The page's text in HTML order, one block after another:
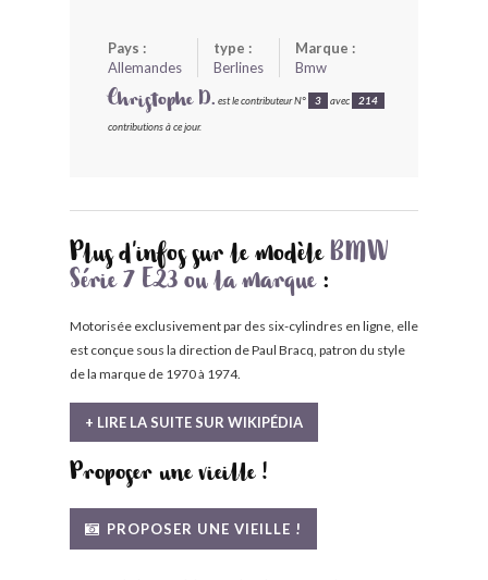
Pays :
Allemandes
type :
Berlines
Marque :
Bmw
Christophe D. est le contributeur N° 3 avec 214
contributions à ce jour.
Plus d'infos sur le modèle BMW
Série 7 E23 ou la marque:
Motorisée exclusivement par des six-cylindres en ligne, elle
est conçue sous la direction de Paul Bracq, patron du style
de la marque de 1970 à 1974.
+ LIRE LA SUITE SUR WIKIPÉDIA
Proposer une vieille !
PROPOSER UNE VIEILLE !